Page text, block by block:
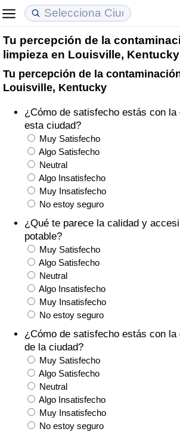
Tu percepción de la
limpieza en Louisville, Kentucky
Tu percepción de la
Louisville, Kentucky
¿Cómo de satisfecho estás con la
esta ciudad?
Muy Satisfecho
Algo Satisfecho
Neutral
Algo Insatisfecho
Muy Insatisfecho
No estoy seguro
¿Qué te parece la calidad y
potable?
Muy Satisfecho
Algo Satisfecho
Neutral
Algo Insatisfecho
Muy Insatisfecho
No estoy seguro
¿Cómo de satisfecho estás con la
de la ciudad?
Muy Satisfecho
Algo Satisfecho
Neutral
Algo Insatisfecho
Muy Insatisfecho
No estoy seguro
Coste de vida
Índice de Costo de Vida (Actual)
Índice de Costo de Vida
Índice de costo de vida por país
en aqaba
Precios de las propiedades
Índice de Precios de Inmuebles
Índice de Precios de Inmuebles
Índice de Precios de Inmuebles por
Calidad de Vida
Índice de Calidad de Vida
Índice de Calidad de Vida (Actual)
Índice de calidad de vida por país
Delincuencia
Calificación del Índice de Criminalidad
(Actual)
Índice de Criminalidad
Índice de criminalidad por país
Sanidad
Índice de Sanidad (Actual)
Índice de Sanidad
Índice de Sanidad por País
Contaminación